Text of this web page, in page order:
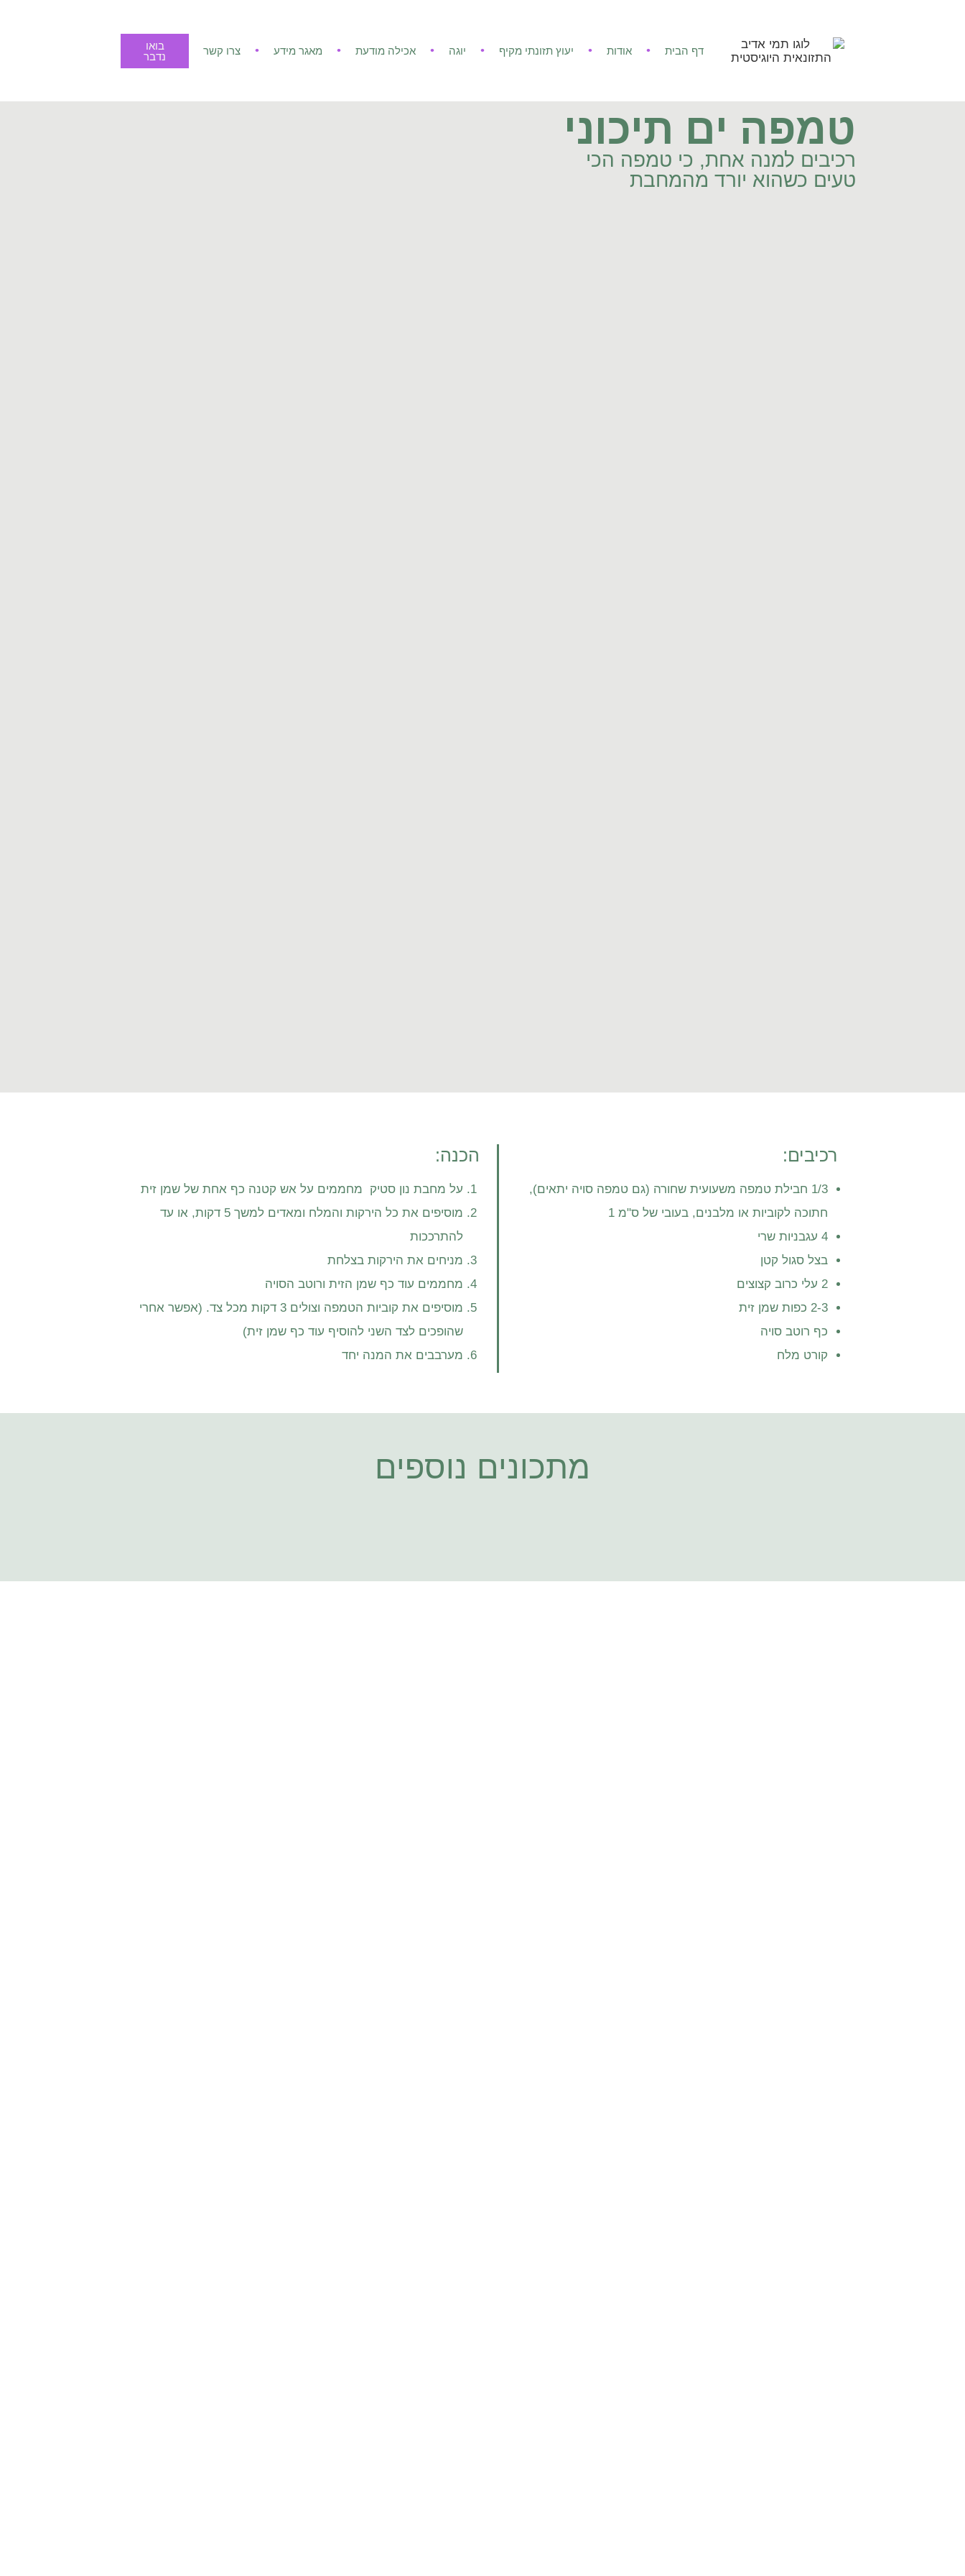
דף הבית אודות יעוץ תזונתי מקיף יוגה אכילה מודעת מאגר מידע צרו קשר
בואו
נדבר
טמפה ים תיכוני
רכיבים למנה אחת, כי טמפה הכי
טעים כשהוא יורד מהמחבת
רכיבים:
1/3 חבילת טמפה משעועית שחורה (גם טמפה סויה יתאים),
חתוכה לקוביות או מלבנים, בעובי של ס"מ 1
4 עגבניות שרי
בצל סגול קטן
2 עלי כרוב קצוצים
2-3 כפות שמן זית
כף רוטב סויה
קורט מלח
הכנה:
על מחבת נון סטיק מחממים על אש קטנה כף אחת של שמן זית
מוסיפים את כל הירקות והמלח ומאדים למשך 5 דקות, או עד
להתרככות
מניחים את הירקות בצלחת
מחממים עוד כף שמן הזית ורוטב הסויה
מוסיפים את קוביות הטמפה וצולים 3 דקות מכל צד. (אפשר אחרי
שהופכים לצד השני להוסיף עוד כף שמן זית)
מערבבים את המנה יחד
מתכונים נוספים